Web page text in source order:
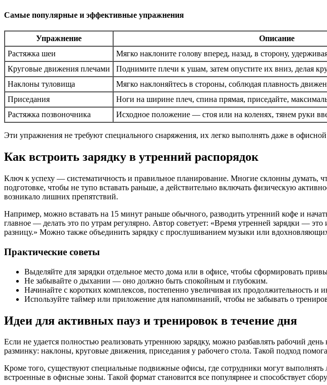
Самые популярные и эффективные упражнения
Упражнение Описание
Растяжка шеи
Мягко наклоните голову вперед, назад, в сторону,
Круговые движения плечами
Поднимите плечи к ушам, затем опустите их вниз, делая
Наклоны туловища
Мягко наклоняйтесь в стороны, соблюдая плавность
Приседания
Ноги на ширине плеч, спина прямая, приседайте,
Растяжка позвоночника
Исходное положение — стоя или на коленях, тянем руки
Эти упражнения не требуют специального снаряжения, их легко выполнять даже в
Как встроить зарядку в утренний распорядок
Ключ к успеху — систематичность и правильное планирование. Многие склонны думать,
подготовке, чтобы не тупо вставать раньше, а действительно включать физическую
возникало лишних препятствий.
Например, можно вставать на 15 минут раньше обычного, разводить утренний кофе и
главное — делать это по утрам регулярно. Автор советует: «Время утренней зарядки —
разницу.» Можно также объединить зарядку с прослушиванием музыки или
Практические советы
Выделяйте для зарядки отдельное место дома или в офисе, чтобы сформировать
Не забывайте о дыхании — оно должно быть спокойным и глубоким.
Начинайте с коротких комплексов, постепенно увеличивая их продолжительность и
Используйте таймер или приложение для напоминаний, чтобы не забывать о
Идеи для активных пауз и тренировок в течение дня
Если не удается полностью реализовать утреннюю зарядку, можно разбавлять рабочий
разминку: наклоны, круговые движения, приседания у рабочего стола. Такой подход
Кроме того, существуют специальные подвижные офисы, где сотрудники могут
встроенные в офисные зоны. Такой формат становится все популярнее и способствует